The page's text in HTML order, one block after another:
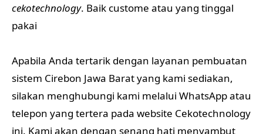
cekotechnology. Baik custome atau yang tinggal
pakai
Apabila Anda tertarik dengan layanan pembuatan
sistem Cirebon Jawa Barat yang kami sediakan,
silakan menghubungi kami melalui WhatsApp atau
telepon yang tertera pada website Cekotechnology
ini. Kami akan dengan senang hati menyambut